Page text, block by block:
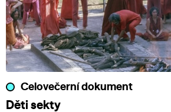
Celovečerní dokument
Děti sekty